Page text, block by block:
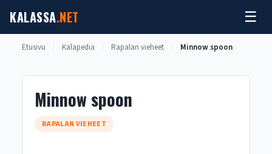
sisältöön
KALASSA.NET ☰
Etusivu Kalapedia Rapalan vieheet Minnow spoon
Minnow spoon
RAPALAN VIEHEET